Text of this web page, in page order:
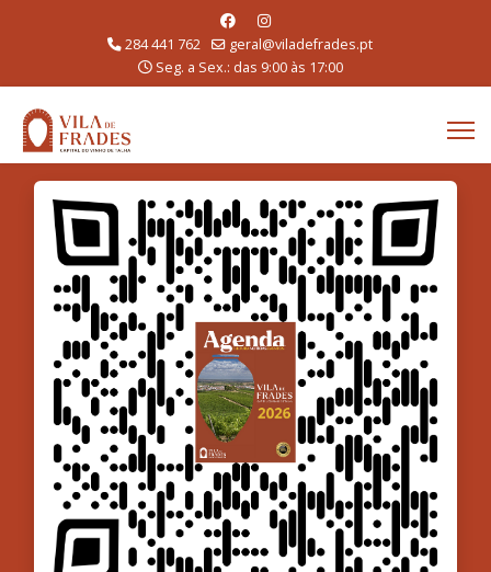
284 441 762
geral@viladefrades.pt
Seg. a Sex.: das 9:00 às 17:00